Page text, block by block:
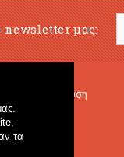
τα
newsletter μας:
Εκπαίδευση
Blog